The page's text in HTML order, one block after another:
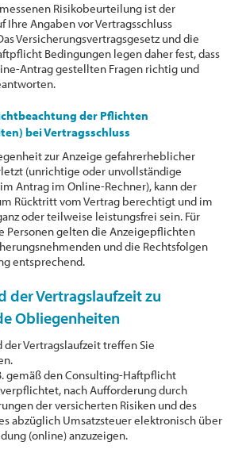
Risikobeurteilung ist der
Ihre Angaben vor Vertragsschluss
Versicherungsvertragsgesetz und die
Bedingungen legen daher fest, dass
Antrag gestellten Fragen richtig und
der Pflichten
bei Vertragsschluss
zur Anzeige gefahrerheblicher
(unrichtige oder unvollständige
Antrag im Online-Rechner), kann der
Rücktritt vom Vertrag berechtigt und im
oder teilweise leistungsfrei sein. Für
Personen gelten die Anzeigepflichten
und die Rechtsfolgen
entsprechend.
der Vertragslaufzeit zu
Obliegenheiten
der Vertragslaufzeit treffen Sie
gemäß den Consulting-Haftpflicht
nach Aufforderung durch
der versicherten Risiken und des
abzüglich Umsatzsteuer elektronisch über
(online) anzuzeigen.